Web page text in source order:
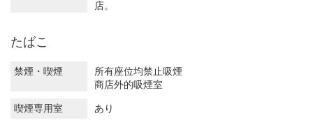
店。
たばこ
禁煙・喫煙
所有座位均禁止吸煙
商店外的吸煙室
喫煙専用室 あり